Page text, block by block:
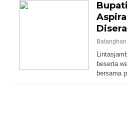
Batanghari |
beserta
bersama